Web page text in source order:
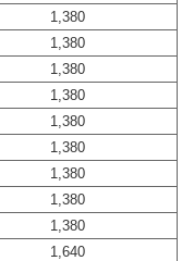
1,380
1,380
1,380
1,380
1,380
1,380
1,380
1,380
1,380
1,640